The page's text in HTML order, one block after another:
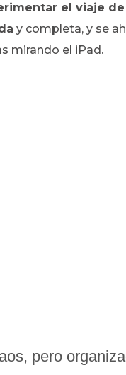
el viaje de
y completa, y se
mirando el iPad.
pero